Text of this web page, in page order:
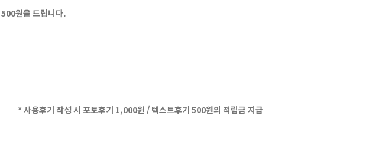
원을 드립니다.
* 사용후기 작성 시 포토후기 1,000원 / 텍스트후기 500원의 적립금 지급